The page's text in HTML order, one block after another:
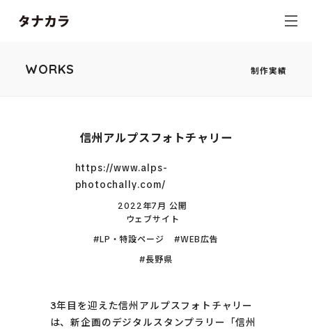
WORKS 制作実績
信州アルプスフォトチャリー
https://www.alps-
photochally.com/
2022年7月 公開
ウェブサイト
LP・特設ページ
WEB広告
長野県
3年目を迎えた信州アルプスフォトチャリー
は、新企画のデジタルスタンプラリー「信州